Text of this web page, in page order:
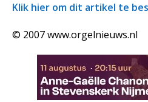
Klik hier om dit artikel te
© 2007 www.orgelnieuws.nl